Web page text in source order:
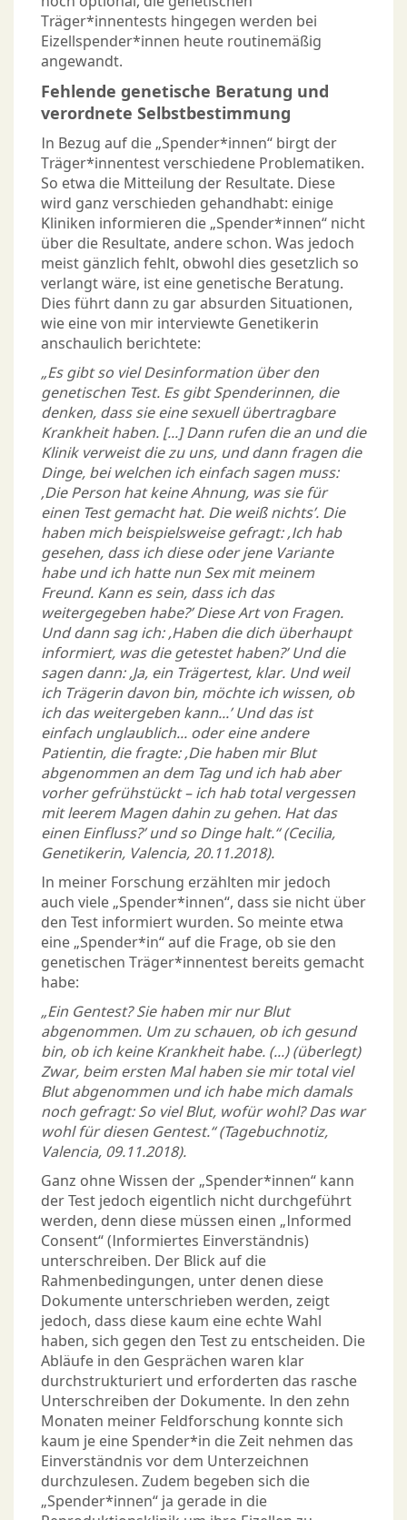
Träger*innentests hingegen werden bei
Eizellspender*innen heute routinemäßig
angewandt.
Fehlende genetische Beratung und
verordnete Selbstbestimmung
In Bezug auf die „Spender*innen“ birgt der
Träger*innentest verschiedene Problematiken.
So etwa die Mitteilung der Resultate. Diese
wird ganz verschieden gehandhabt: einige
Kliniken informieren die „Spender*innen“ nicht
über die Resultate, andere schon. Was jedoch
meist gänzlich fehlt, obwohl dies gesetzlich so
verlangt wäre, ist eine genetische Beratung.
Dies führt dann zu gar absurden Situationen,
wie eine von mir interviewte Genetikerin
anschaulich berichtete:
„Es gibt so viel Desinformation über den
genetischen Test. Es gibt Spenderinnen, die
denken, dass sie eine sexuell übertragbare
Krankheit haben. [...] Dann rufen die an und die
Klinik verweist die zu uns, und dann fragen die
Dinge, bei welchen ich einfach sagen muss:
‚Die Person hat keine Ahnung, was sie für
einen Test gemacht hat. Die weiß nichts’. Die
haben mich beispielsweise gefragt: ‚Ich hab
gesehen, dass ich diese oder jene Variante
habe und ich hatte nun Sex mit meinem
Freund. Kann es sein, dass ich das
weitergegeben habe?’ Diese Art von Fragen.
Und dann sag ich: ‚Haben die dich überhaupt
informiert, was die getestet haben?’ Und die
sagen dann: ‚Ja, ein Trägertest, klar. Und weil
ich Trägerin davon bin, möchte ich wissen, ob
ich das weitergeben kann...’ Und das ist
einfach unglaublich... oder eine andere
Patientin, die fragte: ‚Die haben mir Blut
abgenommen an dem Tag und ich hab aber
vorher gefrühstückt – ich hab total vergessen
mit leerem Magen dahin zu gehen. Hat das
einen Einfluss?’ und so Dinge halt.“ (Cecilia,
Genetikerin, Valencia, 20.11.2018).
In meiner Forschung erzählten mir jedoch
auch viele „Spender*innen“, dass sie nicht über
den Test informiert wurden. So meinte etwa
eine „Spender*in“ auf die Frage, ob sie den
genetischen Träger*innentest bereits gemacht
habe:
„Ein Gentest? Sie haben mir nur Blut
abgenommen. Um zu schauen, ob ich gesund
bin, ob ich keine Krankheit habe. (...) (überlegt)
Zwar, beim ersten Mal haben sie mir total viel
Blut abgenommen und ich habe mich damals
noch gefragt: So viel Blut, wofür wohl? Das war
wohl für diesen Gentest.“ (Tagebuchnotiz,
Valencia, 09.11.2018).
Ganz ohne Wissen der „Spender*innen“ kann
der Test jedoch eigentlich nicht durchgeführt
werden, denn diese müssen einen „Informed
Consent“ (Informiertes Einverständnis)
unterschreiben. Der Blick auf die
Rahmenbedingungen, unter denen diese
Dokumente unterschrieben werden, zeigt
jedoch, dass diese kaum eine echte Wahl
haben, sich gegen den Test zu entscheiden. Die
Abläufe in den Gesprächen waren klar
durchstrukturiert und erforderten das rasche
Unterschreiben der Dokumente. In den zehn
Monaten meiner Feldforschung konnte sich
kaum je eine Spender*in die Zeit nehmen das
Einverständnis vor dem Unterzeichnen
durchzulesen. Zudem begeben sich die
„Spender*innen“ ja gerade in die